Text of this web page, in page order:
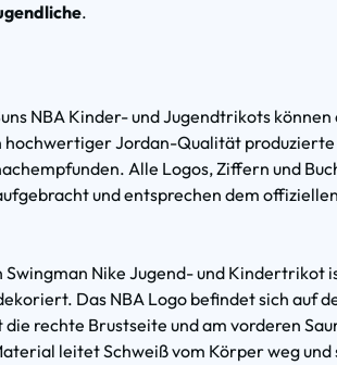
.
NBA Kinder- und Jugendtrikots
hochwertiger Jordan-Qualität produzierte
Alle Logos, Ziffern und
und entsprechen dem
Nike Jugend- und Kindertrikot
Das NBA Logo befindet sich auf
rechte Brustseite und am vorderen
leitet Schweiß vom Körper weg